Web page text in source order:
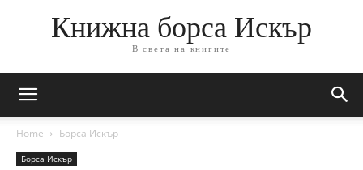
Книжна борса Искър
В света на книгите
Home Борса Искър
Борса Искър